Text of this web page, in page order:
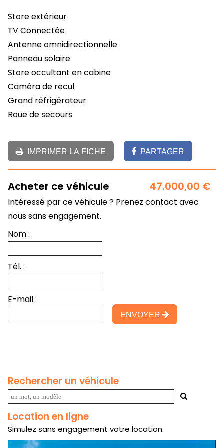
Store extérieur
TV Connectée
Antenne omnidirectionnelle
Panneau solaire
Store occultant en cabine
Caméra de recul
Grand réfrigérateur
Roue de secours
IMPRIMER LA FICHE PARTAGER
Acheter ce véhicule 47.000,00 €
Intéressé par ce véhicule ? Prenez contact avec
nous sans engagement.
Nom :
Tél. :
E-mail :
ENVOYER
Rechercher un véhicule
Location en ligne
Simulez sans engagement votre location.